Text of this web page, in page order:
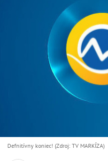
Defnitívny koniec! (Zdroj: TV MARKÍZA)